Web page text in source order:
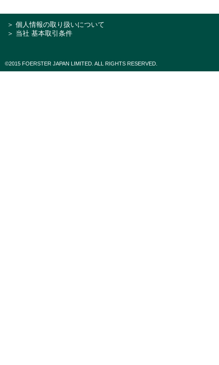
＞ 個人情報の取り扱いについて
＞ 当社 基本取引条件
©2015 FOERSTER JAPAN LIMITED. ALL RIGHTS RESERVED.